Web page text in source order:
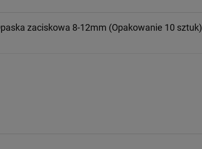
zaciskowa 8-12mm (Opakowanie 10 sztuk)